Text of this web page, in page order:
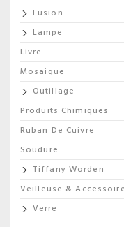
Fusion
Lampe
Livre
Mosaique
Outillage
Produits Chimiques
Ruban De Cuivre
Soudure
Tiffany Worden
Veilleuse & Accessoire
Verre